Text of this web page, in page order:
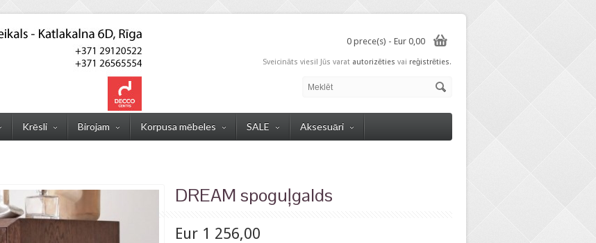
Sveicināts viesi! Jūs varat autorizēties vai reģistrēties.
0 prece(s) - Eur 0,00
Krēsli Birojam Korpusa mēbeles SALE Aksesuāri
DREAM spoguļgalds
Eur 1 256,00